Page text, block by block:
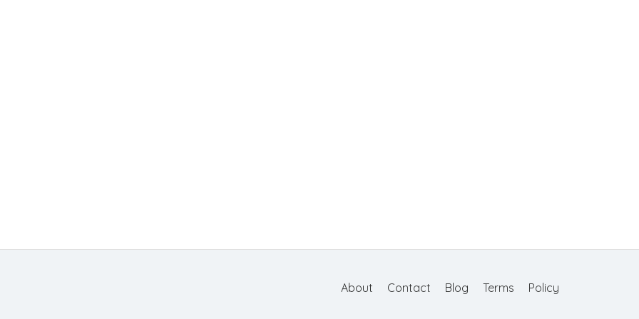
Policy
Terms
Blog
Contact
About